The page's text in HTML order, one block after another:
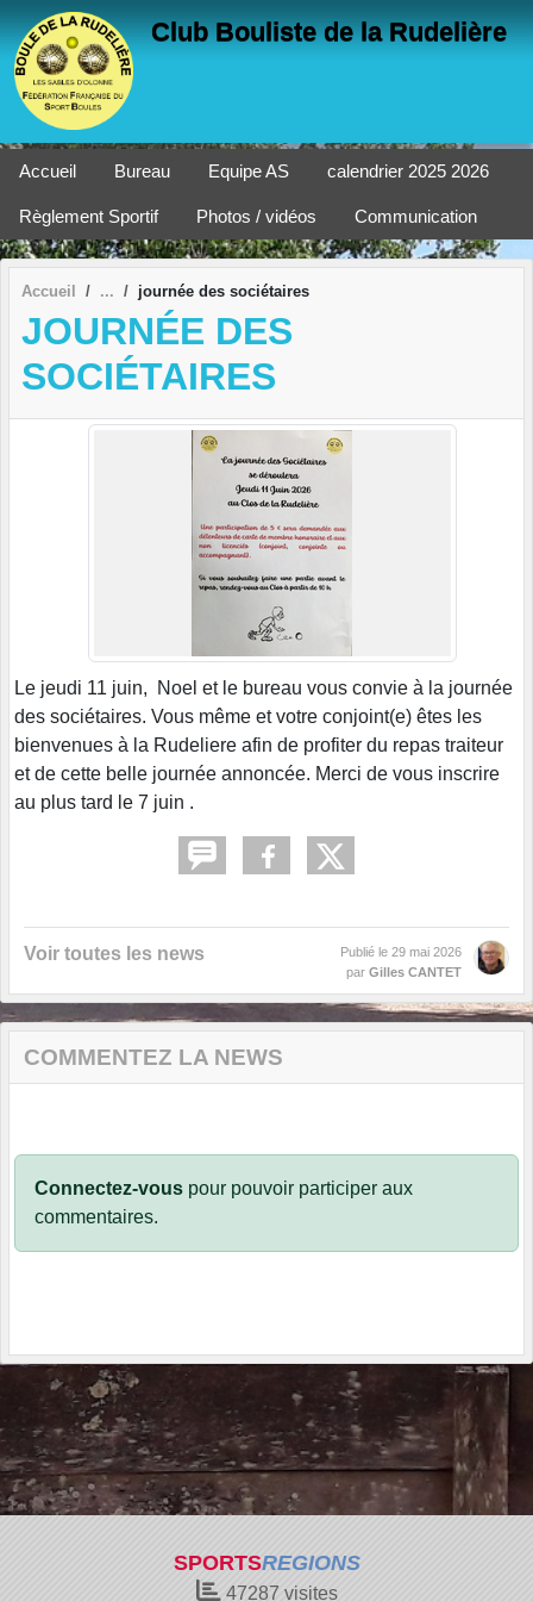
Club Bouliste de la Rudelière
Accueil Bureau Equipe AS calendrier 2025 2026
Règlement Sportif Photos / vidéos Communication
Accueil journée des sociétaires
JOURNÉE DES
SOCIÉTAIRES
Le jeudi 11 juin, Noel et le bureau vous convie à la journée
des sociétaires. Vous même et votre conjoint(e) êtes les
bienvenues à la Rudeliere afin de profiter du repas traiteur
et de cette belle journée annoncée. Merci de vous inscrire
au plus tard le 7 juin .
Voir toutes les news Publié le 29 mai 2026
par Gilles CANTET
COMMENTEZ LA NEWS
Connectez-vous pour pouvoir participer aux
commentaires.
SPORTSREGIONS
47287 visites
Panneau de gestion des cookies